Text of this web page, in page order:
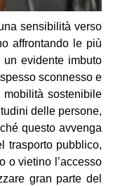
sensibilità verso
affrontando le più
evidente imbuto
sconnesso e
sostenibile
delle persone,
questo avvenga
trasporto pubblico,
o vietino l’accesso
gran parte del